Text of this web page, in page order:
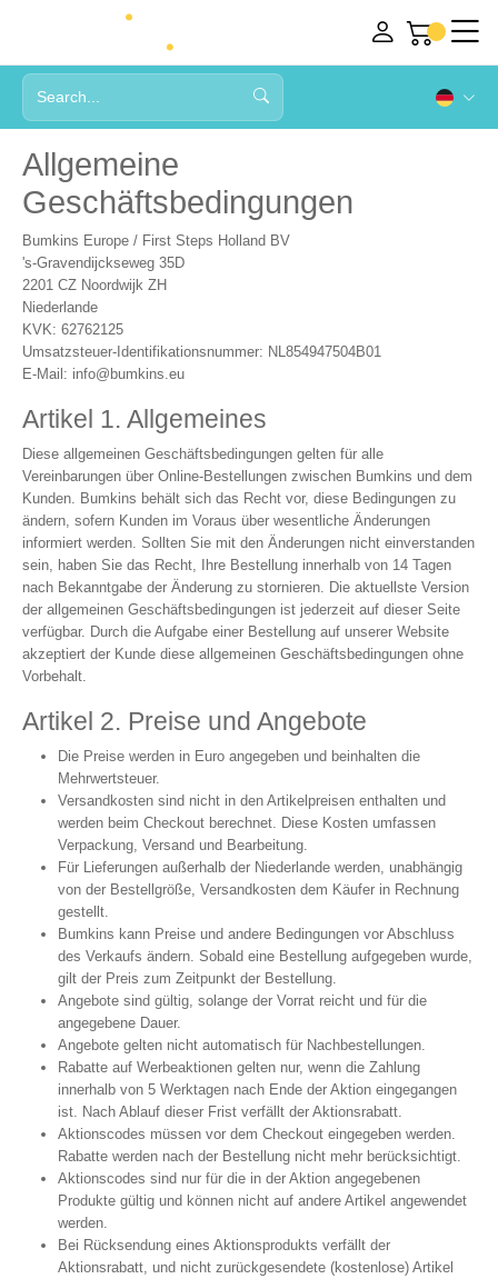
Allgemeine
Geschäftsbedingungen
Bumkins Europe / First Steps Holland BV
's-Gravendijckseweg 35D
2201 CZ Noordwijk ZH
Niederlande
KVK: 62762125
Umsatzsteuer-Identifikationsnummer: NL854947504B01
E-Mail: info@bumkins.eu
Artikel 1. Allgemeines
Diese allgemeinen Geschäftsbedingungen gelten für alle
Vereinbarungen über Online-Bestellungen zwischen Bumkins und dem
Kunden. Bumkins behält sich das Recht vor, diese Bedingungen zu
ändern, sofern Kunden im Voraus über wesentliche Änderungen
informiert werden. Sollten Sie mit den Änderungen nicht einverstanden
sein, haben Sie das Recht, Ihre Bestellung innerhalb von 14 Tagen
nach Bekanntgabe der Änderung zu stornieren. Die aktuellste Version
der allgemeinen Geschäftsbedingungen ist jederzeit auf dieser Seite
verfügbar. Durch die Aufgabe einer Bestellung auf unserer Website
akzeptiert der Kunde diese allgemeinen Geschäftsbedingungen ohne
Vorbehalt.
Artikel 2. Preise und Angebote
Die Preise werden in Euro angegeben und beinhalten die
Mehrwertsteuer.
Versandkosten sind nicht in den Artikelpreisen enthalten und
werden beim Checkout berechnet. Diese Kosten umfassen
Verpackung, Versand und Bearbeitung.
Für Lieferungen außerhalb der Niederlande werden, unabhängig
von der Bestellgröße, Versandkosten dem Käufer in Rechnung
gestellt.
Bumkins kann Preise und andere Bedingungen vor Abschluss
des Verkaufs ändern. Sobald eine Bestellung aufgegeben wurde,
gilt der Preis zum Zeitpunkt der Bestellung.
Angebote sind gültig, solange der Vorrat reicht und für die
angegebene Dauer.
Angebote gelten nicht automatisch für Nachbestellungen.
Rabatte auf Werbeaktionen gelten nur, wenn die Zahlung
innerhalb von 5 Werktagen nach Ende der Aktion eingegangen
ist. Nach Ablauf dieser Frist verfällt der Aktionsrabatt.
Aktionscodes müssen vor dem Checkout eingegeben werden.
Rabatte werden nach der Bestellung nicht mehr berücksichtigt.
Aktionscodes sind nur für die in der Aktion angegebenen
Produkte gültig und können nicht auf andere Artikel angewendet
werden.
Bei Rücksendung eines Aktionsprodukts verfällt der
Aktionsrabatt, und nicht zurückgesendete (kostenlose) Artikel